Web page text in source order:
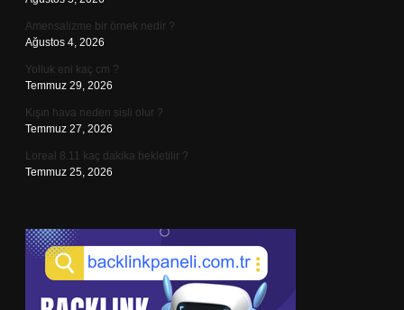
Amensalizme bir örnek nedir ?
Ağustos 4, 2026
Yolluk eni kaç cm ?
Temmuz 29, 2026
Kışın hava neden sisli olur ?
Temmuz 27, 2026
Loreal 8.11 kaç dakika bekletilir ?
Temmuz 25, 2026